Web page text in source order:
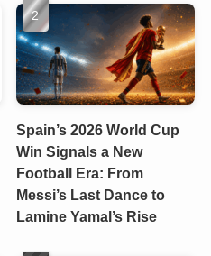
Spain’s 2026 World Cup
Win Signals a New
Football Era: From
Messi’s Last Dance to
Lamine Yamal’s Rise